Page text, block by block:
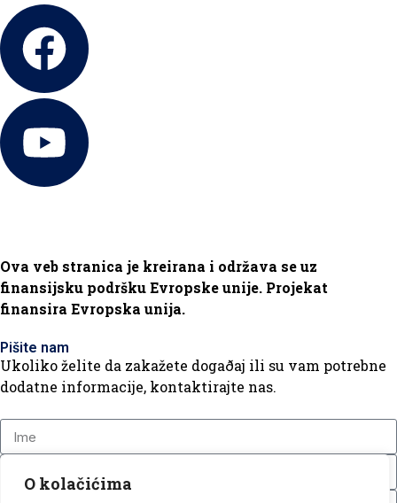
O kolačićima
Ova veb stranica je kreirana i održava se uz
finansijsku podršku Evropske unije. Projekat
finansira Evropska unija.
Pišite nam
Ukoliko želite da zakažete dogaðaj ili su vam potrebne
dodatne informacije, kontaktirajte nas.